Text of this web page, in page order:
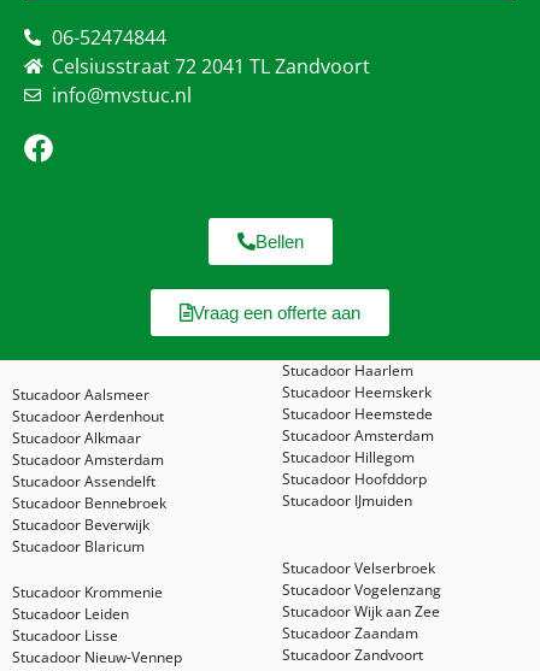
06-52474844
Celsiusstraat 72 2041 TL Zandvoort
info@mvstuc.nl
Bellen
Vraag een offerte aan
Stucadoor Aalsmeer
Stucadoor Aerdenhout
Stucadoor Alkmaar
Stucadoor Amsterdam
Stucadoor Assendelft
Stucadoor Bennebroek
Stucadoor Beverwijk
Stucadoor Blaricum
Stucadoor Haarlem
Stucadoor Heemskerk
Stucadoor Heemstede
Stucadoor Amsterdam
Stucadoor Hillegom
Stucadoor Hoofddorp
Stucadoor IJmuiden
Stucadoor Krommenie
Stucadoor Leiden
Stucadoor Lisse
Stucadoor Nieuw-Vennep
Stucadoor Velserbroek
Stucadoor Vogelenzang
Stucadoor Wijk aan Zee
Stucadoor Zaandam
Stucadoor Zandvoort